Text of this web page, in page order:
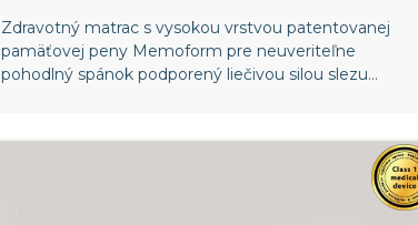
Zdravotný matrac s vysokou vrstvou patentovanej
pamäťovej peny Memoform pre neuveriteľne
pohodlný spánok podporený liečivou silou slezu